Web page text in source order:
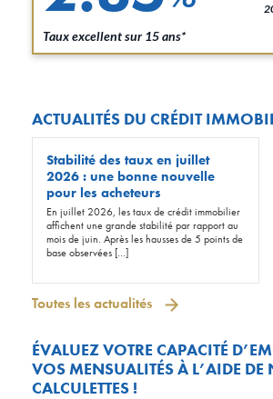
Taux excellent sur 15 ans*
ACTUALITÉS DU CRÉDIT
Stabilité des taux en juillet
2026 : une bonne nouvelle
pour les acheteurs
En juillet 2026, les taux de crédit immobilier
affichent une grande stabilité par rapport au
mois de juin. Après les hausses de 5 points de
base observées […]
Toutes les actualités
ÉVALUEZ VOTRE CAPACITÉ
VOS MENSUALITÉS À L’AIDE DE
CALCULETTES !